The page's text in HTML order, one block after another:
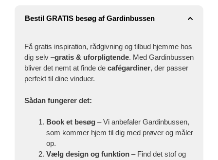
Bestil GRATIS besøg af Gardinbussen
Få gratis inspiration, rådgivning og tilbud hjemme hos
dig selv –gratis & uforpligtende. Med Gardinbussen
bliver det nemt at finde de cafégardiner, der passer
perfekt til dine vinduer.
Sådan fungerer det:
Book et besøg – Vi anbefaler Gardinbussen,
som kommer hjem til dig med prøver og måler
op.
Vælg design og funktion – Find det stof og